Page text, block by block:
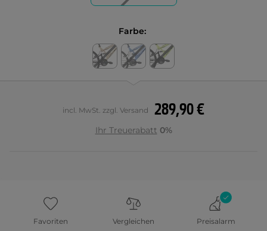
Farbe:
289,90 €
incl. MwSt. zzgl. Versand
Ihr Treuerabatt 0%
Favoriten Vergleichen Preisalarm